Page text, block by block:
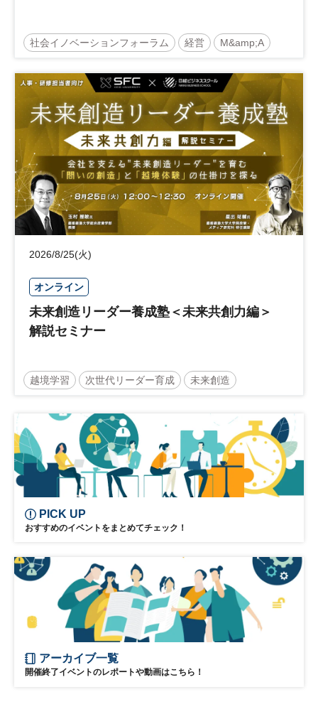
社会イノベーションフォーラム 経営 M&amp;A
事業承継 中堅中小企業
日経社会イノベーションフォーラム 参加無料
2026/8/25(火)
オンライン
未来創造リーダー養成塾＜未来共創力編＞
解説セミナー
越境学習 次世代リーダー育成 未来創造
リーダーシップ 新規事業
日経オンラインセミナー
PICK UP
おすすめのイベントをまとめてチェック！
アーカイブ一覧
開催終了イベントのレポートや動画はこちら！